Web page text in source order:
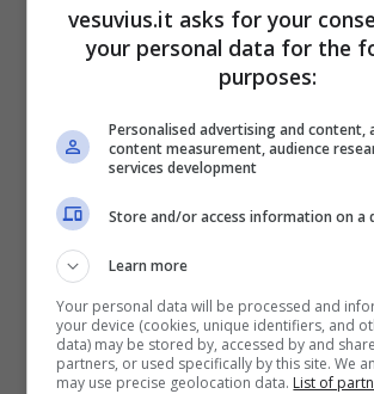
vesuvius.it asks for your
your personal data for the
purposes:
Personalised advertising and content,
content measurement, audience
services development
Store and/or access information on a
Learn more
Your personal data will be processed and
your device (cookies, unique identifiers, and
data) may be stored by, accessed by and
partners, or used specifically by this site. We
may use precise geolocation data. List of